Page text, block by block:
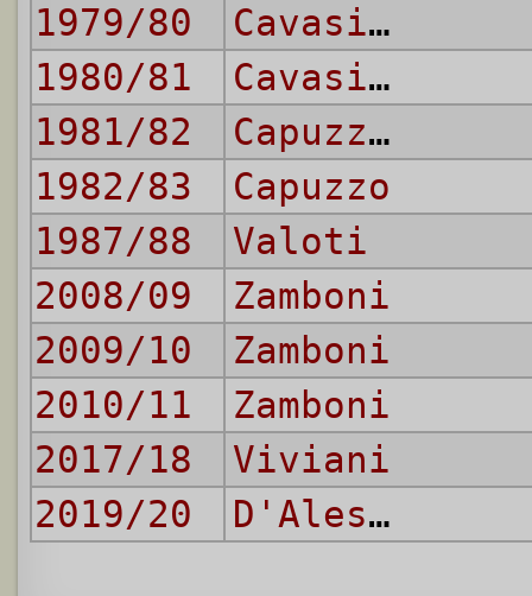
1979/80
Cavasin
1980/81
Cavasin
1981/82
Capuzzo
1982/83
Capuzzo
1987/88
Valoti
2008/09
Zamboni
2009/10
Zamboni
2010/11
Zamboni
2017/18
Viviani
2019/20
D'Alessandro